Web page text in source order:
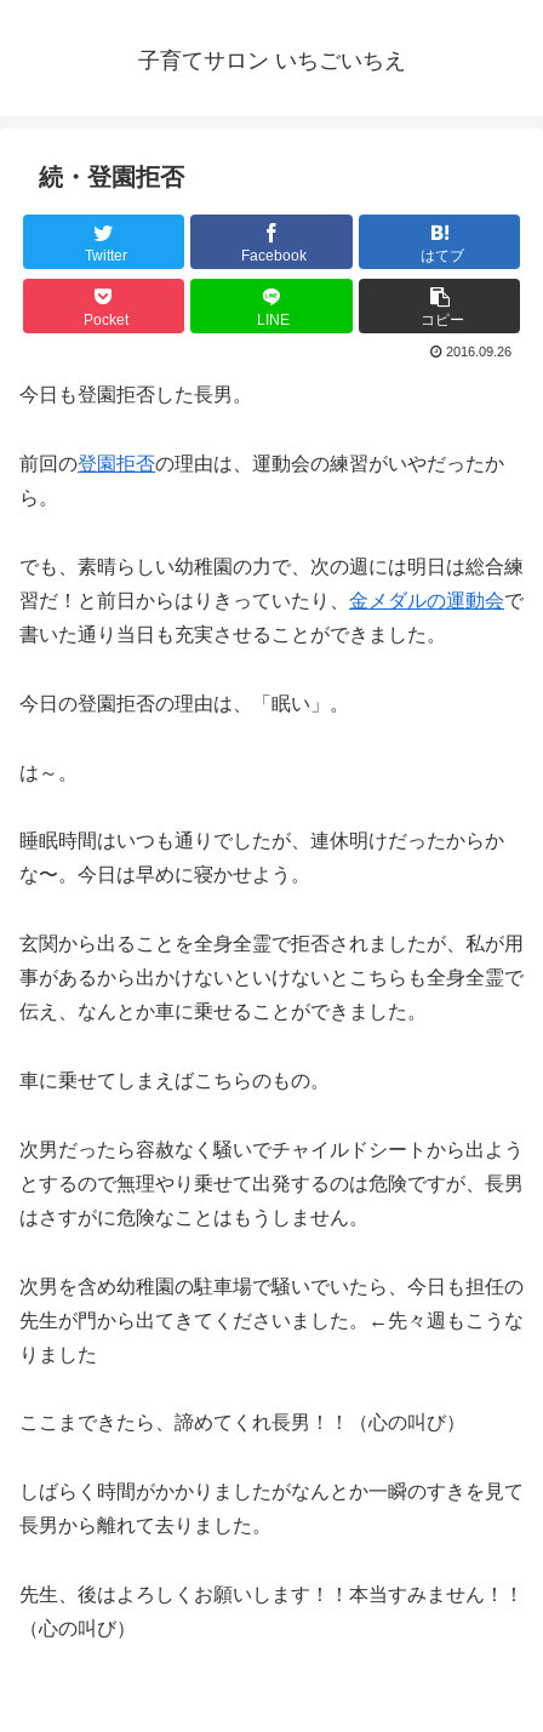
子育てサロン いちごいちえ
続・登園拒否
Twitter Facebook はてブ
Pocket LINE コピー
2016.09.26
今日も登園拒否した長男。
前回の登園拒否の理由は、運動会の練習がいやだったか
ら。
でも、素晴らしい幼稚園の力で、次の週には明日は総合練
習だ！と前日からはりきっていたり、 金メダルの運動会で
書いた通り当日も充実させることができました。
今日の登園拒否の理由は、「眠い」。
は～。
睡眠時間はいつも通りでしたが、連休明けだったからか
な〜。今日は早めに寝かせよう。
玄関から出ることを全身全霊で拒否されましたが、私が用
事があるから出かけないといけないとこちらも全身全霊で
伝え、なんとか車に乗せることができました。
車に乗せてしまえばこちらのもの。
次男だったら容赦なく騒いでチャイルドシートから出よう
とするので無理やり乗せて出発するのは危険ですが、長男
はさすがに危険なことはもうしません。
次男を含め幼稚園の駐車場で騒いでいたら、今日も担任の
先生が門から出てきてくださいました。←先々週もこうな
りました
ここまできたら、諦めてくれ長男！！（心の叫び）
しばらく時間がかかりましたがなんとか一瞬のすきを見て
長男から離れて去りました。
先生、後はよろしくお願いします！！本当すみません！！
（心の叫び）